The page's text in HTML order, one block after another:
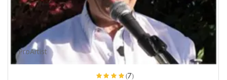
ProArtist
(7)